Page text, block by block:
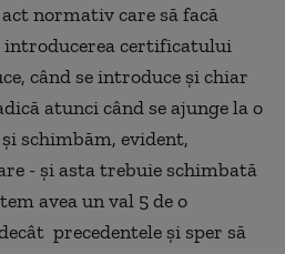
normativ care să facă
certificatului
când se introduce și chiar
atunci când se ajunge la o
schimbăm, evident,
- și asta trebuie schimbată
avea un val 5 de o
precedentele și sper să